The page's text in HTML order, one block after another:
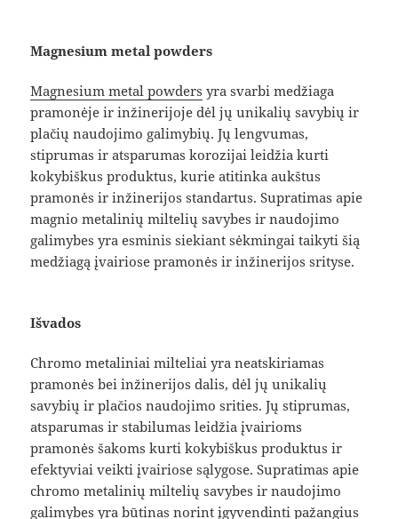
Magnesium metal powders
Magnesium metal powders yra svarbi medžiaga
pramonėje ir inžinerijoje dėl jų unikalių savybių ir
plačių naudojimo galimybių. Jų lengvumas,
stiprumas ir atsparumas korozijai leidžia kurti
kokybiškus produktus, kurie atitinka aukštus
pramonės ir inžinerijos standartus. Supratimas apie
magnio metalinių miltelių savybes ir naudojimo
galimybes yra esminis siekiant sėkmingai taikyti šią
medžiagą įvairiose pramonės ir inžinerijos srityse.
Išvados
Chromo metaliniai milteliai yra neatskiriamas
pramonės bei inžinerijos dalis, dėl jų unikalių
savybių ir plačios naudojimo srities. Jų stiprumas,
atsparumas ir stabilumas leidžia įvairioms
pramonės šakoms kurti kokybiškus produktus ir
efektyviai veikti įvairiose sąlygose. Supratimas apie
chromo metalinių miltelių savybes ir naudojimo
galimybes yra būtinas norint įgyvendinti pažangius